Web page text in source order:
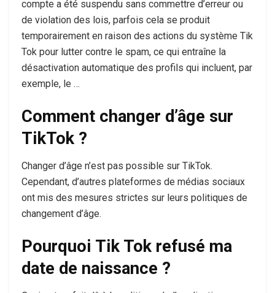
compte a été suspendu sans commettre d’erreur ou
de violation des lois, parfois cela se produit
temporairement en raison des actions du système Tik
Tok pour lutter contre le spam, ce qui entraîne la
désactivation automatique des profils qui incluent, par
exemple, le …
Comment changer d’âge sur
TikTok ?
Changer d’âge n’est pas possible sur TikTok.
Cependant, d’autres plateformes de médias sociaux
ont mis des mesures strictes sur leurs politiques de
changement d’âge.
Pourquoi Tik Tok refusé ma
date de naissance ?